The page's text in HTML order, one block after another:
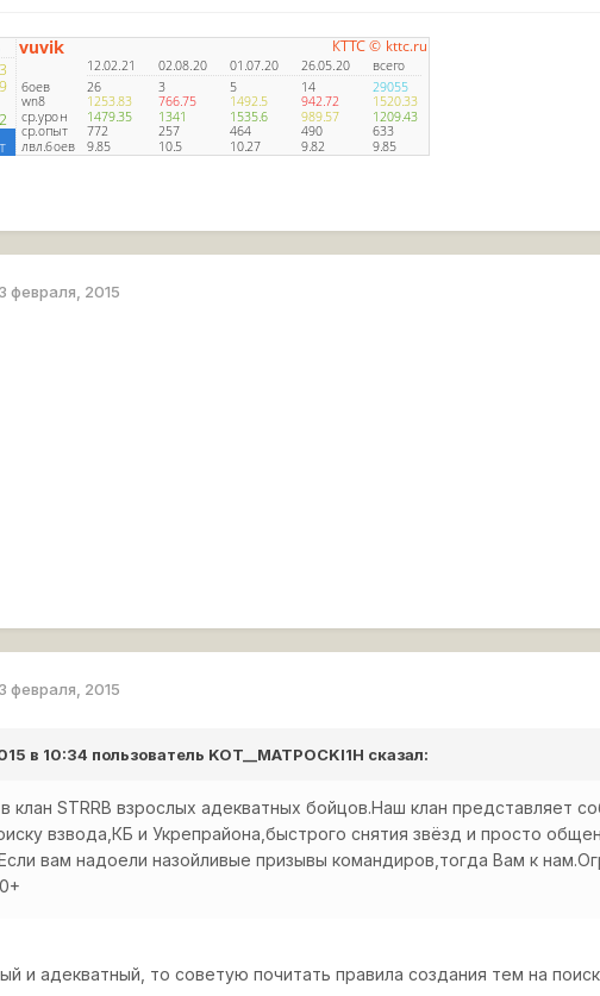
февраля, 2015
февраля, 2015
в 10:34 пользователь KOT__MATPOCKI1H сказал:
клан STRRB взрослых адекватных бойцов.Наш клан представляет
взвода,КБ и Укрепрайона,быстрого снятия звёзд и просто
вам надоели назойливые призывы командиров,тогда Вам к
и адекватный, то советую почитать правила создания тем на